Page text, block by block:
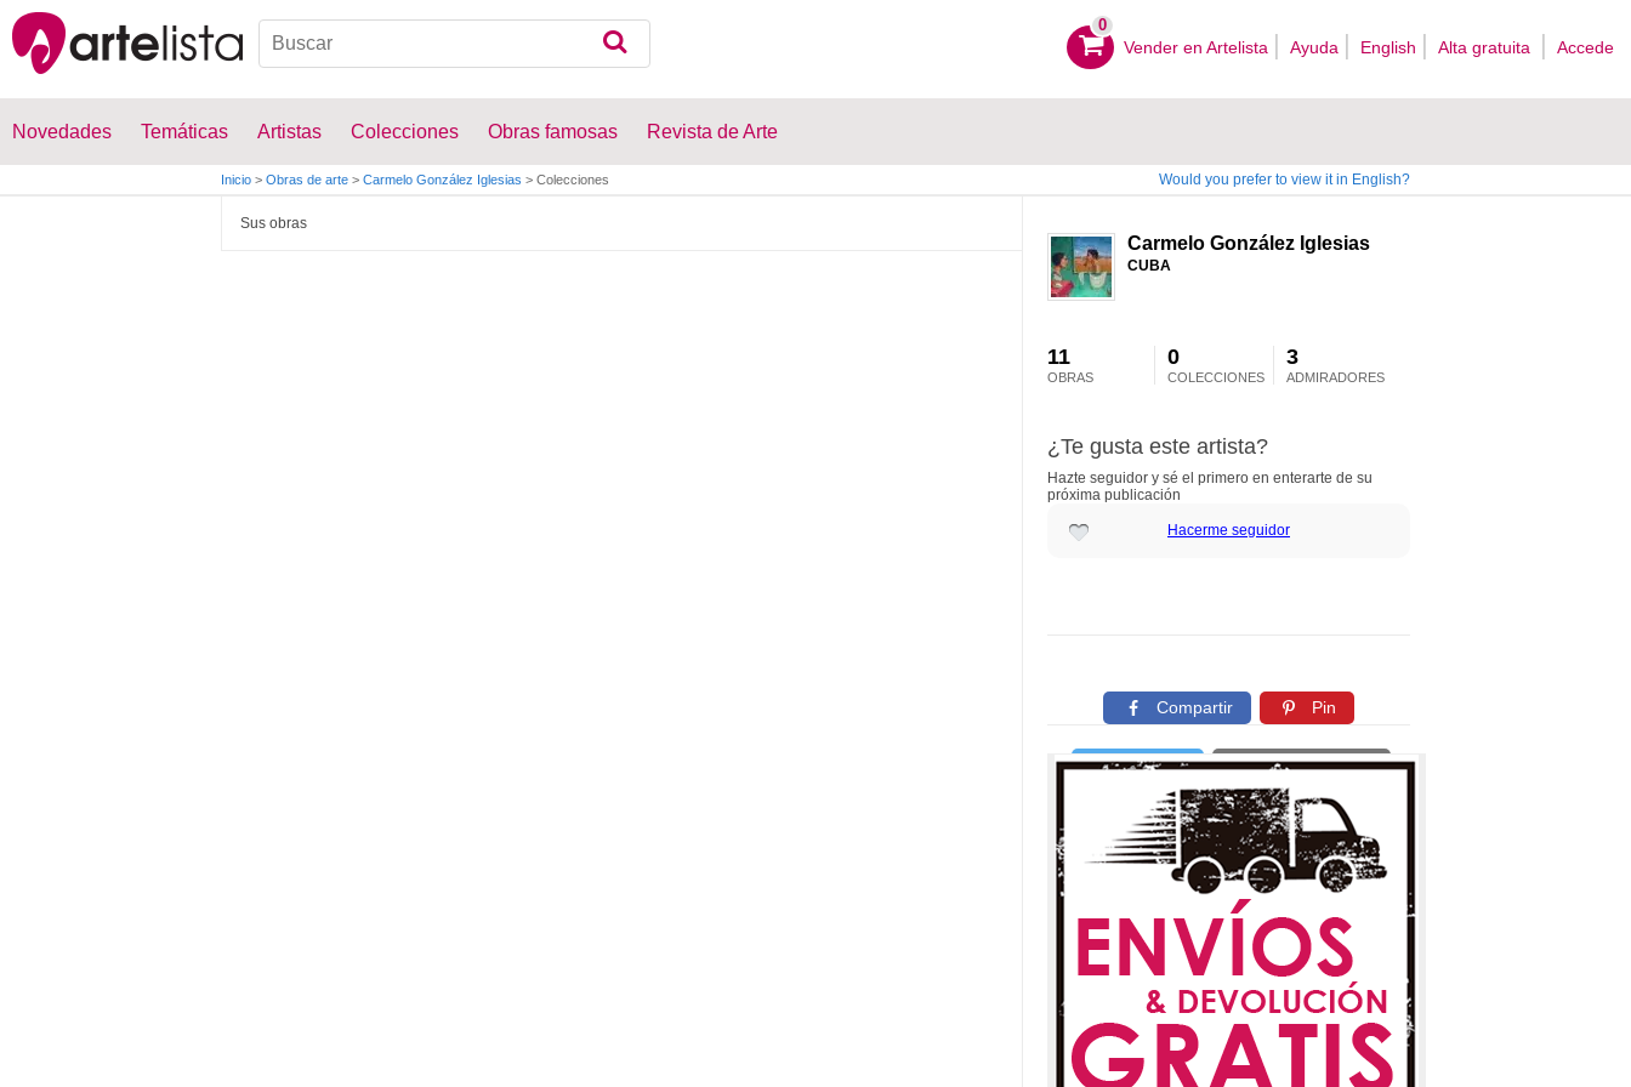
0
Vender en Artelista Ayuda English Alta gratuita Accede
Novedades Temáticas Artistas Colecciones Obras famosas Revista de Arte
Inicio > Obras de arte > Carmelo González Iglesias > Colecciones Would you prefer to view it in English?
Carmelo González Iglesias
CUBA
11
OBRAS
0
COLECCIONES
3
ADMIRADORES
¿Te gusta este artista?
Hazte seguidor y sé el primero en enterarte de su
próxima publicación
Hacerme seguidor
Compartir Pin
Twittear Copiar enlace
Sus obras